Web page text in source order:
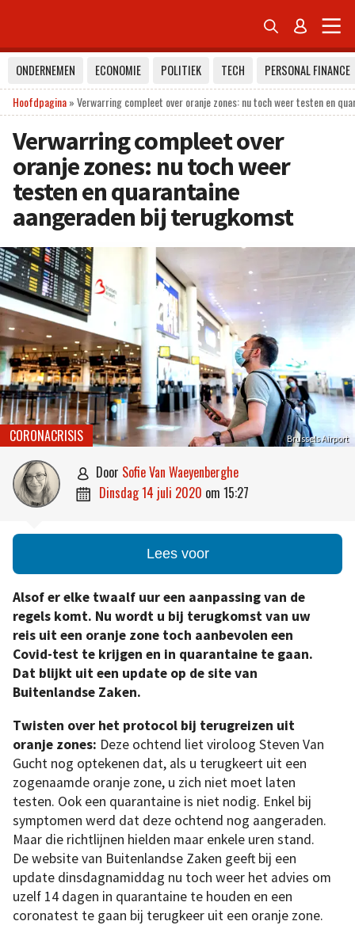
 
ONDERNEMEN ECONOMIE POLITIEK TECH
PERSONAL FINANCE
Hoofdpagina»Verwarring compleet over oranje zones: nu toch weer testen en
Verwarring compleet over
oranje zones: nu toch weer
testen en quarantaine
aangeraden bij terugkomst
Brussels Airport
CORONACRISIS
 door Sofie Van Waeyenberghe
 dinsdag 14 juli 2020 om 15:27
Lees voor
Alsof er elke twaalf uur een aanpassing van de
regels komt. Nu wordt u bij terugkomst van uw
reis uit een oranje zone toch aanbevolen een
Covid-test te krijgen en in quarantaine te gaan.
Dat blijkt uit een update op de site van
Buitenlandse Zaken.
Twisten over het protocol bij terugreizen uit
oranje zones: Deze ochtend liet viroloog Steven Van
Gucht nog optekenen dat, als u terugkeert uit een
zogenaamde oranje zone, u zich niet moet laten
testen. Ook een quarantaine is niet nodig. Enkel bij
symptomen werd dat deze ochtend nog aangeraden.
Maar die richtlijnen hielden maar enkele uren stand.
De website van Buitenlandse Zaken geeft bij een
update dinsdagnamiddag nu toch weer het advies om
uzelf 14 dagen in quarantaine te houden en een
coronatest te gaan bij terugkeer uit een oranje zone.